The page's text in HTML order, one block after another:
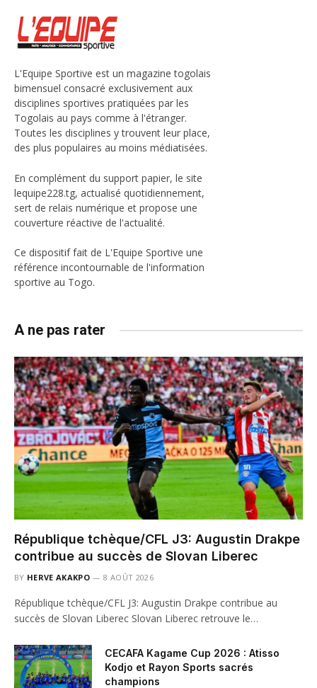
L'Equipe Sportive est un magazine togolais
bimensuel consacré exclusivement aux
disciplines sportives pratiquées par les
Togolais au pays comme à l'étranger.
Toutes les disciplines y trouvent leur place,
des plus populaires au moins médiatisées.
En complément du support papier, le site
lequipe228.tg, actualisé quotidiennement,
sert de relais numérique et propose une
couverture réactive de l'actualité.
Ce dispositif fait de L'Equipe Sportive une
référence incontournable de l'information
sportive au Togo.
A ne pas rater
République tchèque/CFL J3: Augustin Drakpe
contribue au succès de Slovan Liberec
BY HERVE AKAKPO 8 AOÛT 2026
République tchèque/CFL J3: Augustin Drakpe contribue au
succès de Slovan Liberec Slovan Liberec retrouve le…
CECAFA Kagame Cup 2026 : Atisso
Kodjo et Rayon Sports sacrés
champions